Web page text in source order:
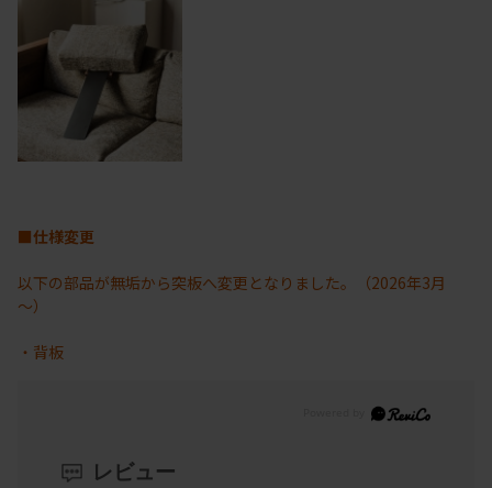
■仕様変更
以下の部品が無垢から突板へ変更となりました。（2026年3月
～）
・背板
レビュー